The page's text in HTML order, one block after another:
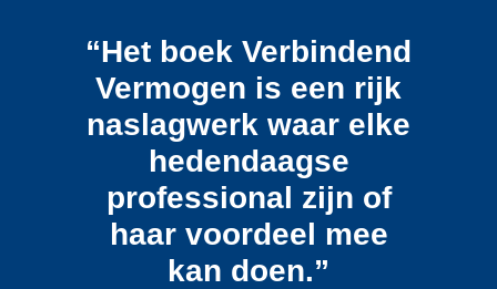
“Het boek Verbindend
Vermogen is een rijk
naslagwerk waar elke
hedendaagse
professional zijn of
haar voordeel mee
kan doen.”